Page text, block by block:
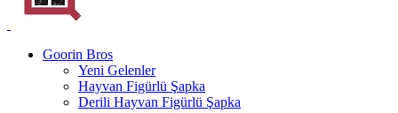
Goorin Bros
Yeni Gelenler
Hayvan Figürlü Şapka
Derili Hayvan Figürlü Şapka